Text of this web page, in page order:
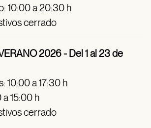
10:00 a 20:30 h
cerrado
2026 - Del 1 al 23 de
10:00 a 17:30 h
15:00 h
cerrado